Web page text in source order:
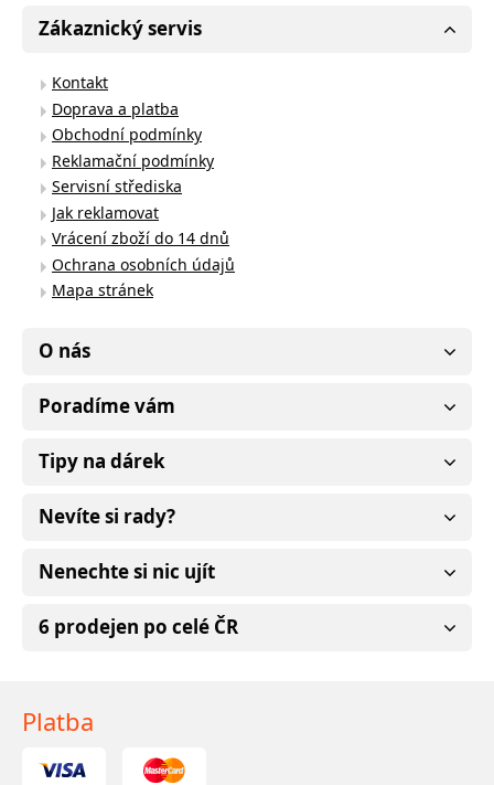
Zákaznický servis
Kontakt
Doprava a platba
Obchodní podmínky
Reklamační podmínky
Servisní střediska
Jak reklamovat
Vrácení zboží do 14 dnů
Ochrana osobních údajů
Mapa stránek
O nás
Poradíme vám
Tipy na dárek
Nevíte si rady?
Nenechte si nic ujít
6 prodejen po celé ČR
Platba